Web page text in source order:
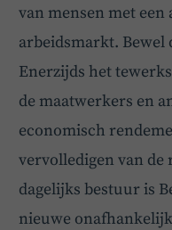
van mensen met een
arbeidsmarkt. Bewel
Enerzijds het
de maatwerkers en
economisch
vervolledigen van de
dagelijks bestuur is
nieuwe